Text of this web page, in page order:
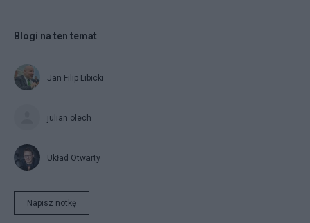
Blogi na ten temat
Jan Filip Libicki
julian olech
Układ Otwarty
Napisz notkę